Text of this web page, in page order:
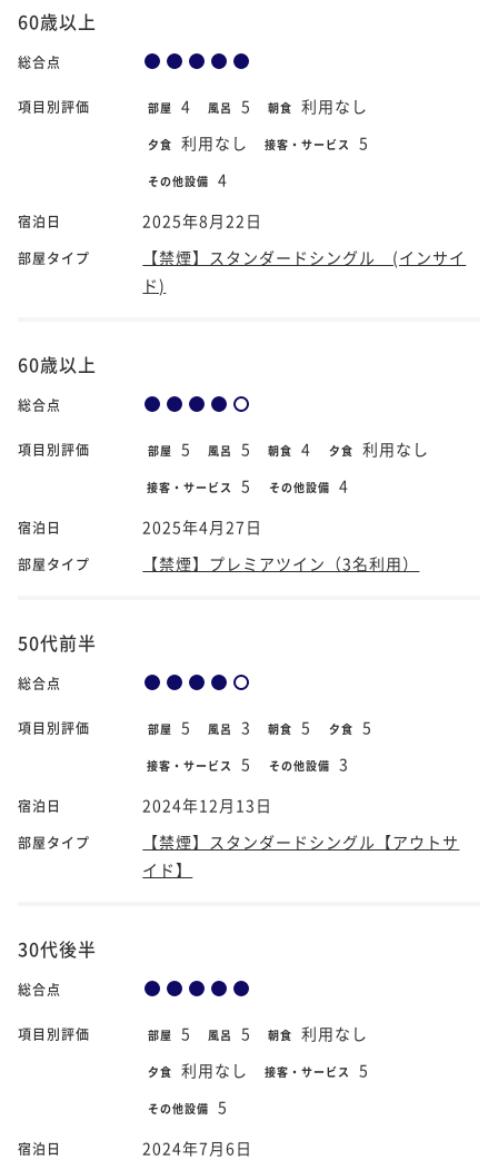
60歳以上
総合点
項目別評価 部屋 4 風呂 5 朝食 利用なし
夕食 利用なし 接客・サービス 5
その他設備 4
宿泊日 2025年8月22日
部屋タイプ
【禁煙】スタンダードシングル (インサイ
ド)
60歳以上
総合点
項目別評価 部屋 5 風呂 5 朝食 4 夕食 利用なし
接客・サービス 5 その他設備 4
宿泊日 2025年4月27日
部屋タイプ 【禁煙】プレミアツイン（3名利用）
50代前半
総合点
項目別評価 部屋 5 風呂 3 朝食 5 夕食 5
接客・サービス 5 その他設備 3
宿泊日 2024年12月13日
部屋タイプ
【禁煙】スタンダードシングル【アウトサ
イド】
30代後半
総合点
項目別評価 部屋 5 風呂 5 朝食 利用なし
夕食 利用なし 接客・サービス 5
その他設備 5
宿泊日 2024年7月6日